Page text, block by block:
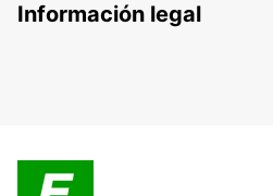
Información legal